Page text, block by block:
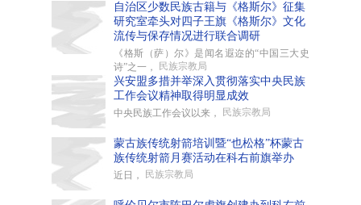
自治区少数民族古籍与《格斯尔》征集
研究室牵头对四子王旗《格斯尔》文化
流传与保存情况进行联合调研
《格斯（萨）尔》是闻名遐迩的“中国三大史
诗”之一，
民族宗教局
兴安盟多措并举深入贯彻落实中央民族
工作会议精神取得明显成效
中央民族工作会议以来， 民族宗教局
蒙古族传统射箭培训暨“也松格”杯蒙古
族传统射箭月赛活动在科右前旗举办
近日， 民族宗教局